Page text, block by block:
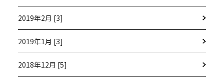
2019年2月 [3]
2019年1月 [3]
2018年12月 [5]